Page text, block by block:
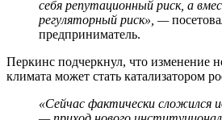
себя репутационный риск, а
регуляторный риск», —
предприниматель.
Перкинс подчеркнул, что изменение
климата может стать катализатором
«Сейчас фактически сложился